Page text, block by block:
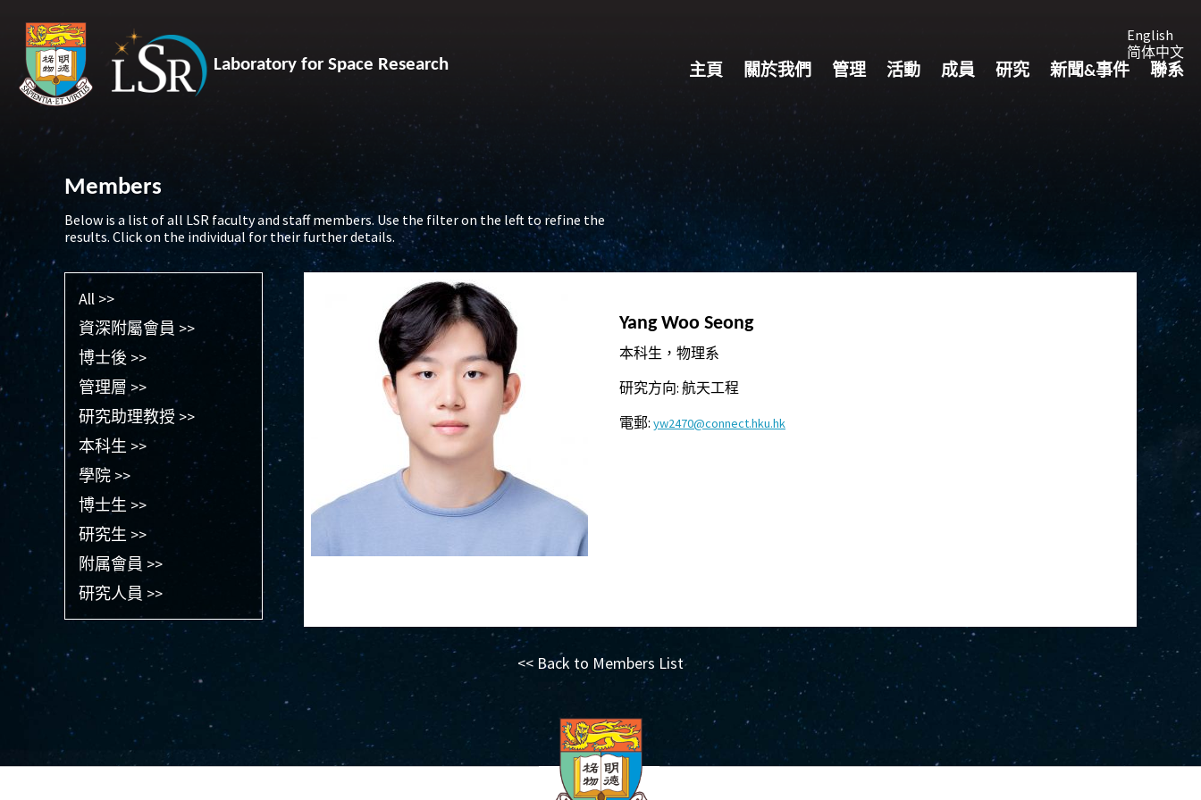
Laboratory for Space Research
English
简体中文
主頁 關於我們 管理 活動 成員 研究 新聞&事件 聯系
Members
Below is a list of all LSR faculty and staff members. Use the filter on the left to refine the
results. Click on the individual for their further details.
All >>
資深附屬會員 >>
博士後 >>
管理層 >>
研究助理教授 >>
本科生 >>
學院 >>
博士生 >>
研究生 >>
附属會員 >>
研究人員 >>
Yang Woo Seong
本科生，物理系
研究方向: 航天工程
電郵: yw2470@connect.hku.hk
<< Back to Members List